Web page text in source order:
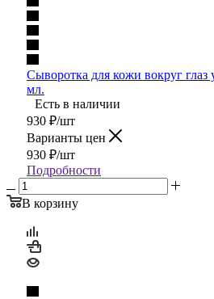
Сыворотка для кожи вокруг
мл.
Есть в наличии
930 ₽/шт
Варианты цен
930 ₽/шт
Подробности
В корзину